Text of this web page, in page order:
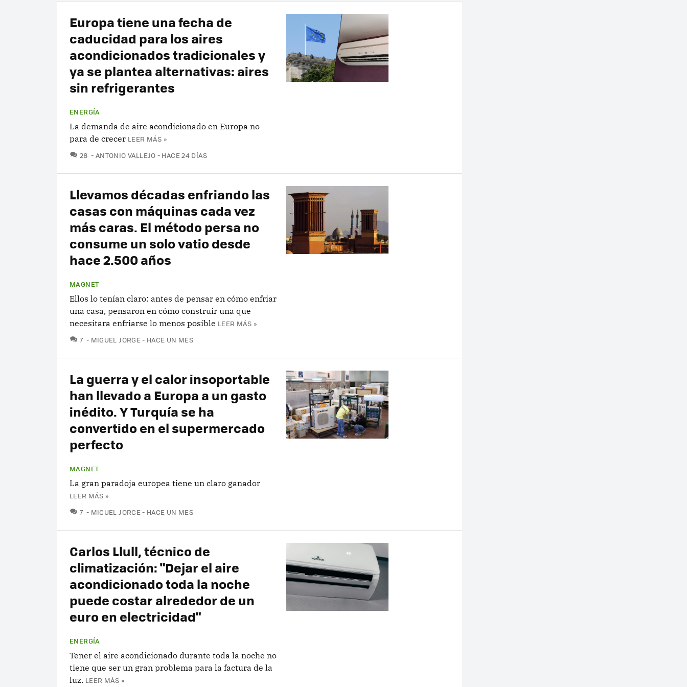
Europa tiene una fecha de
caducidad para los aires
acondicionados tradicionales y
ya se plantea alternativas: aires
sin refrigerantes
ENERGÍA
La demanda de aire acondicionado en Europa no
para de crecer LEER MÁS »
28 COMENTARIOS
ANTONIO VALLEJO HACE 24 DÍAS
Llevamos décadas enfriando las
casas con máquinas cada vez
más caras. El método persa no
consume un solo vatio desde
hace 2.500 años
MAGNET
Ellos lo tenían claro: antes de pensar en cómo enfriar
una casa, pensaron en cómo construir una que
necesitara enfriarse lo menos posible LEER MÁS »
7 COMENTARIOS
MIGUEL JORGE HACE UN MES
La guerra y el calor insoportable
han llevado a Europa a un gasto
inédito. Y Turquía se ha
convertido en el supermercado
perfecto
MAGNET
La gran paradoja europea tiene un claro ganador
LEER MÁS »
7 COMENTARIOS
MIGUEL JORGE HACE UN MES
Carlos Llull, técnico de
climatización: "Dejar el aire
acondicionado toda la noche
puede costar alrededor de un
euro en electricidad"
ENERGÍA
Tener el aire acondicionado durante toda la noche no
tiene que ser un gran problema para la factura de la
luz. LEER MÁS »